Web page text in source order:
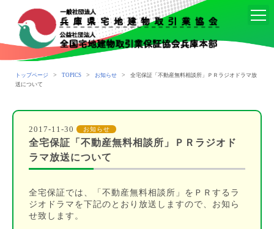
トップページ > TOPICS > お知らせ >
全宅保証「不動産無料相談所」ＰＲラジオドラマ放
送について
2017-11-30 お知らせ
全宅保証「不動産無料相談所」ＰＲラジオド
ラマ放送について
全宅保証では、「不動産無料相談所」をＰＲするラ
ジオドラマを下記のとおり放送しますので、お知ら
せ致します。